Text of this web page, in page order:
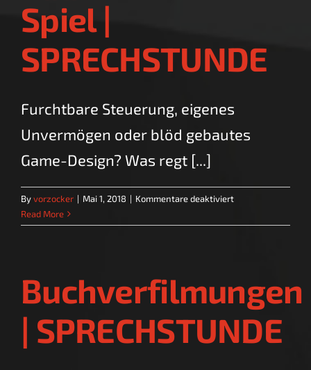
Spiel |
SPRECHSTUNDE
Furchtbare Steuerung, eigenes
Unvermögen oder blöd gebautes
Game-Design? Was regt [...]
Byvorzocker | Mai 1, 2018 | Kommentare deaktiviertfür
im
Read More
Buchverfilmungen
| SPRECHSTUNDE